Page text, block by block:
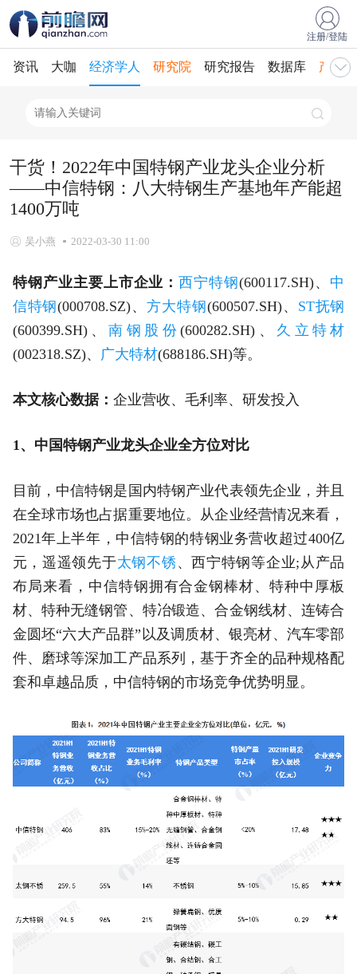
注册/登陆
资讯 大咖 经济学人 研究院 研究报告 数据库 产业
干货！2022年中国特钢产业龙头企业分析
——中信特钢：八大特钢生产基地年产能超
1400万吨
吴小燕 2022-03-30 11:00
特钢产业主要上市企业：西宁特钢(600117.SH)、 中
信特钢(000708.SZ)、方大特钢(600507.SH)、 ST抚钢
(600399.SH)、南钢股份(600282.SH)、 久立特材
(002318.SZ)、
广大特材(688186.SH)等。
本文核心数据： 企业营收、毛利率、研发投入
1、中国特钢产业龙头企业全方位对比
目前，中信特钢是国内特钢产业代表领先企业，并且
在全球市场也占据重要地位。从企业经营情况来看，
2021年上半年，中信特钢的特钢业务营收超过400亿
元，遥遥领先于太钢不锈 、西宁特钢等企业;从产品
布局来看，中信特钢拥有合金钢棒材、特种中厚板
材、特种无缝钢管、特冶锻造、合金钢线材、连铸合
金圆坯“六大产品群”以及调质材、银亮材、汽车零部
件、磨球等深加工产品系列，基于齐全的品种规格配
套和卓越品质，中信特钢的市场竞争优势明显。